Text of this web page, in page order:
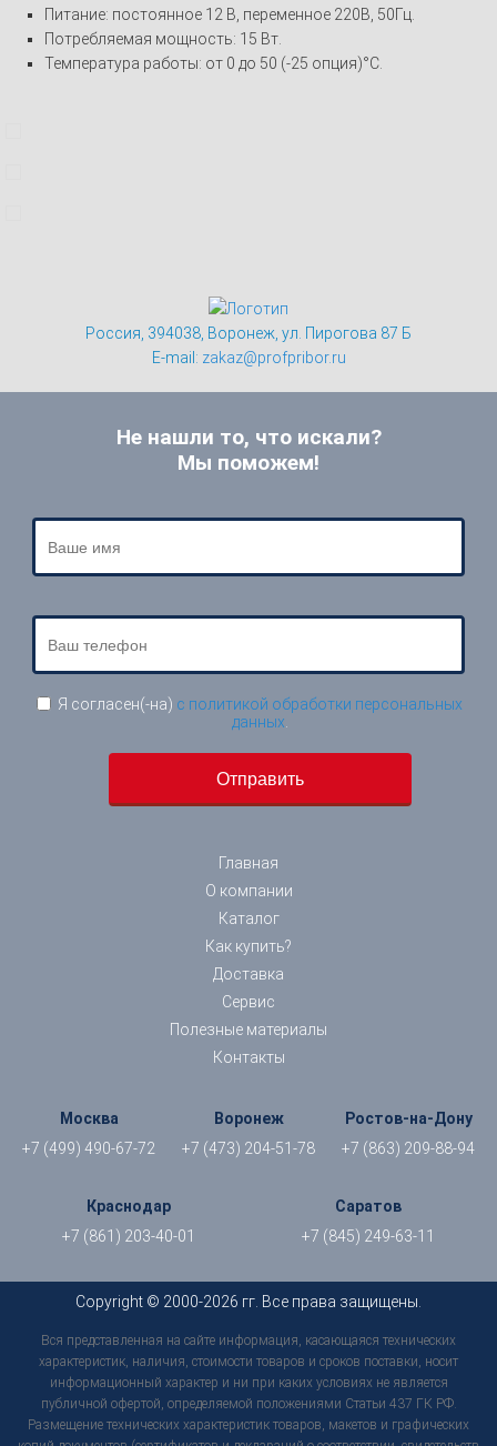
Питание: постоянное 12 В, переменное 220В, 50Гц.
Потребляемая мощность: 15 Вт.
Температура работы: от 0 до 50 (-25 опция)°C.
Россия, 394038, Воронеж, ул. Пирогова 87 Б
E-mail: zakaz@profpribor.ru
Не нашли то, что искали?
Мы поможем!
Я согласен(-на) с политикой обработки персональных
данных.
Главная
О компании
Каталог
Как купить?
Доставка
Сервис
Полезные материалы
Контакты
Москва
+7 (499) 490-67-72
Воронеж
+7 (473) 204-51-78
Ростов-на-Дону
+7 (863) 209-88-94
Краснодар
+7 (861) 203-40-01
Саратов
+7 (845) 249-63-11
Copyright © 2000-2026 гг. Все права защищены.
Вся представленная на сайте информация, касающаяся технических
характеристик, наличия, стоимости товаров и сроков поставки, носит
информационный характер и ни при каких условиях не является
публичной офертой, определяемой положениями Статьи 437 ГК РФ.
Размещение технических характеристик товаров, макетов и графических